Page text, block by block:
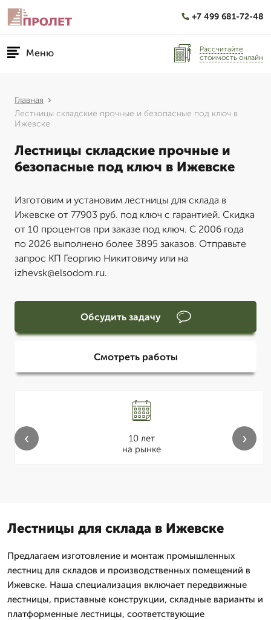
+7 499 681-72-48
Меню
Рассчитайте
стоимость онлайн
Главная
Лестницы складские прочные и безопасные под ключ в
Ижевске
Лестницы складские прочные и
безопасные под ключ в Ижевске
Изготовим и установим лестницы для склада в
Ижевске от 77903 руб. под ключ с гарантией. Скидка
от 10 процентов при заказе под ключ. С 2006 года
по 2026 выполнено более 3895 заказов. Отправьте
запрос КП Георгию Никитовичу или на
izhevsk@elsodom.ru.
Обсудить задачу
Смотреть работы
10 лет
на рынке
‹ ›
Лестницы для склада в Ижевске
Предлагаем изготовление и монтаж промышленных
лестниц для складов и производственных помещений в
Ижевске. Наша специализация включает передвижные
лестницы, приставные конструкции, складные варианты и
платформенные лестницы, соответствующие